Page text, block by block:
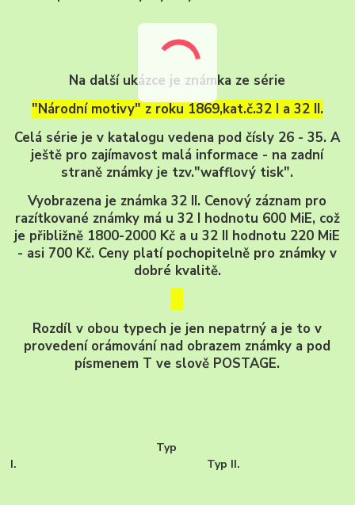
Na další ukázce je známka ze série
"Národní motivy" z roku 1869,kat.č.32 I a 32 II.
Celá série je v katalogu vedena pod čísly 26 - 35. A
ještě pro zajímavost malá informace - na zadní
straně známky je tzv."wafflový tisk".
Vyobrazena je známka 32 II. Cenový záznam pro
razítkované známky má u 32 I hodnotu 600 MiE, což
je přibližně 1800-2000 Kč a u 32 II hodnotu 220 MiE
- asi 700 Kč. Ceny platí pochopitelně pro známky v
dobré kvalitě.
Rozdíl v obou typech je jen nepatrný a je to v
provedení orámování nad obrazem známky a pod
písmenem T ve slově POSTAGE.
Typ
I. Typ II.